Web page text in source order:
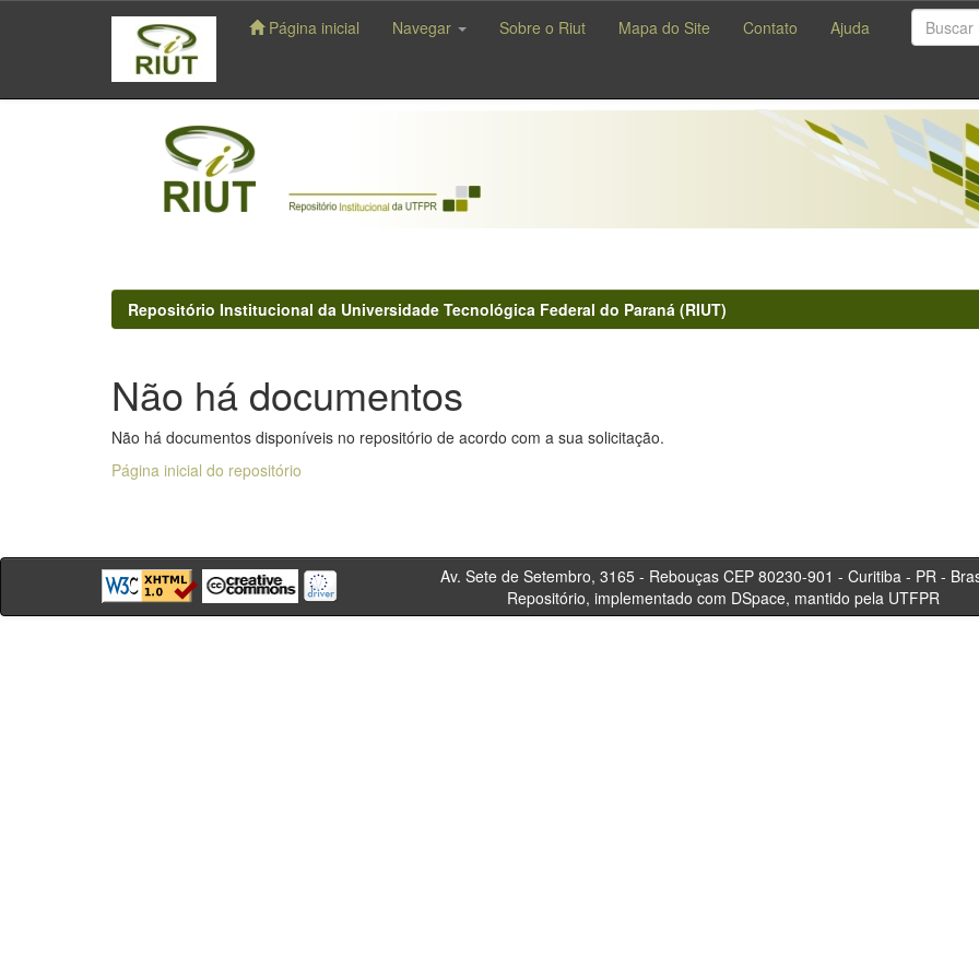
navigation
Página inicial Navegar Sobre o Riut Mapa do Site Contato Ajuda
Repositório Institucional da Universidade Tecnológica Federal do Paraná (RIUT)
Não há documentos
Não há documentos disponíveis no repositório de acordo com a sua solicitação.
Página inicial do repositório
Av. Sete de Setembro, 3165 - Rebouças CEP 80230-901 -
Repositório, implementado com DSpace, mantido pela UTFPR